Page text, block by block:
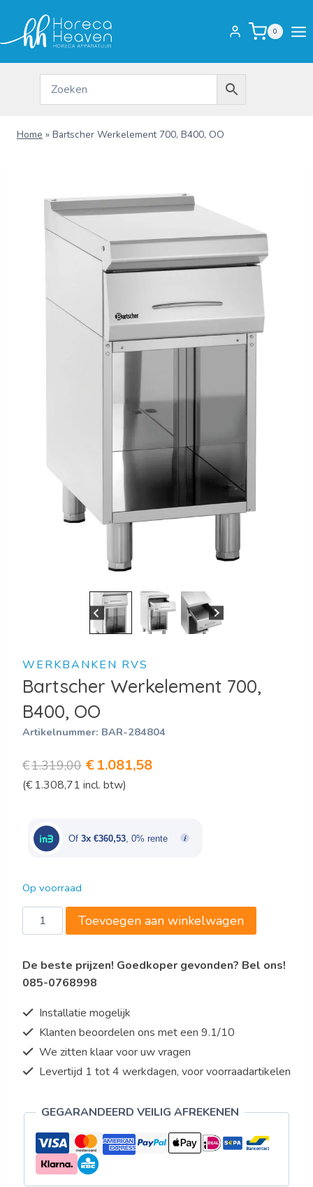
inhoud
0
Home » Bartscher Werkelement 700, B400, OO
WERKBANKEN RVS
Bartscher Werkelement 700,
B400, OO
Artikelnummer: BAR-284804
€1.319,00 Oorspronkelijke
prijs
€1.319,00.
€1.081,58Huidige
€1.081,58.
(€ 1.308,71 incl. btw)
Of 3x €360,53, 0% rente
Op voorraad
Bartscher
Werkelement
B400,
OO
Toevoegen aan winkelwagen
De beste prijzen! Goedkoper gevonden? Bel ons!
085-0768998
Installatie mogelijk
Klanten beoordelen ons met een 9.1/10
We zitten klaar voor uw vragen
Levertijd 1 tot 4 werkdagen, voor voorraadartikelen
GEGARANDEERD VEILIG AFREKENEN